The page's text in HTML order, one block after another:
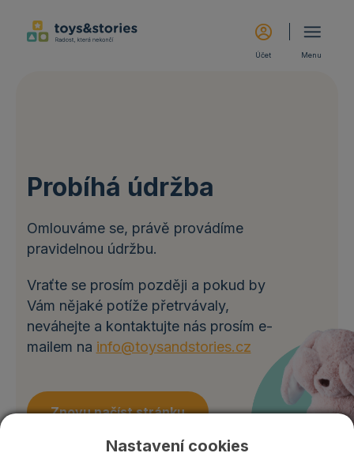
Menu
Účet
Probíhá údržba
Omlouváme se, právě provádíme
pravidelnou údržbu.
Vraťte se prosím později a pokud by
Vám nějaké potíže přetrvávaly,
neváhejte a kontaktujte nás prosím e-
mailem na info@toysandstories.cz
Znovu načíst stránku
Nastavení cookies